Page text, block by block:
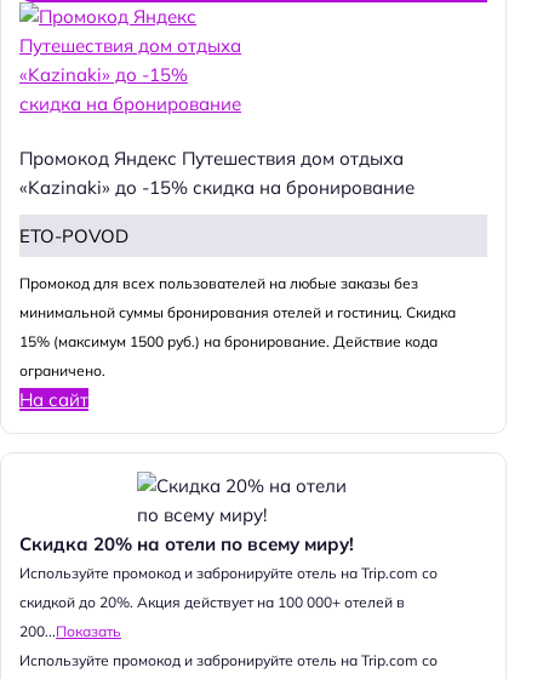
Промокод Яндекс Путешествия дом отдыха
«Kazinaki» до -15% скидка на бронирование
ETO-POVOD
Промокод для всех пользователей на любые заказы без
минимальной суммы бронирования отелей и гостиниц. Скидка
15% (максимум 1500 руб.) на бронирование. Действие кода
ограничено.
На сайт
Скидка 20% на отели по всему миру!
Используйте промокод и забронируйте отель на Trip.com со
скидкой до 20%. Акция действует на 100 000+ отелей в
200...Показать
Используйте промокод и забронируйте отель на Trip.com со